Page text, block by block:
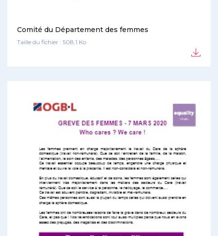
Comité du Département des femmes
Taille du fichier : 508,1 Ko